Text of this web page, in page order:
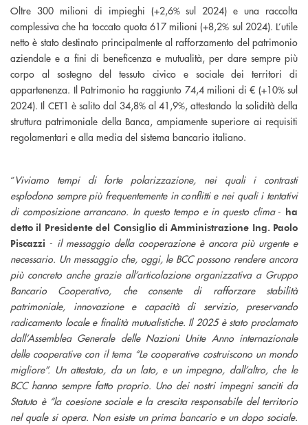
Oltre 300 milioni di impieghi (+2,6% sul 2024) e una raccolta
complessiva che ha toccato quota 617 milioni (+8,2% sul 2024). L’utile
netto è stato destinato principalmente al rafforzamento del patrimonio
aziendale e a fini di beneficenza e mutualità, per dare sempre più
corpo al sostegno del tessuto civico e sociale dei territori di
appartenenza. Il Patrimonio ha raggiunto 74,4 milioni di € (+10% sul
2024). Il CET1 è salito dal 34,8% al 41,9%, attestando la solidità della
struttura patrimoniale della Banca, ampiamente superiore ai requisiti
regolamentari e alla media del sistema bancario italiano.
“Viviamo tempi di forte polarizzazione, nei quali i contrasti
esplodono sempre più frequentemente in conflitti e nei quali i tentativi
di composizione arrancano. In questo tempo e in questo clima- ha
detto il Presidente del Consiglio di Amministrazione Ing. Paolo
Piscazzi - il messaggio della cooperazione è ancora più urgente e
necessario. Un messaggio che, oggi, le BCC possono rendere ancora
più concreto anche grazie all’articolazione organizzativa a Gruppo
Bancario Cooperativo, che consente di rafforzare stabilità
patrimoniale, innovazione e capacità di servizio, preservando
radicamento locale e finalità mutualistiche. Il 2025 è stato proclamato
dall’Assemblea Generale delle Nazioni Unite Anno internazionale
delle cooperative con il tema “Le cooperative costruiscono un mondo
migliore”. Un attestato, da un lato, e un impegno, dall’altro, che le
BCC hanno sempre fatto proprio. Uno dei nostri impegni sanciti da
Statuto è “la coesione sociale e la crescita responsabile del territorio
nel quale si opera. Non esiste un prima bancario e un dopo sociale.